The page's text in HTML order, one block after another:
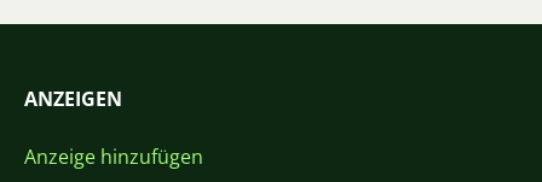
ANZEIGEN
Anzeige hinzufügen